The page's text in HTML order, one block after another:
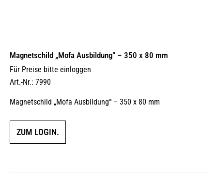
Magnetschild „Mofa Ausbildung“ – 350 x 80 mm
Für Preise bitte einloggen
Art.-Nr.: 7990
Magnetschild „Mofa Ausbildung“ – 350 x 80 mm
ZUM LOGIN.